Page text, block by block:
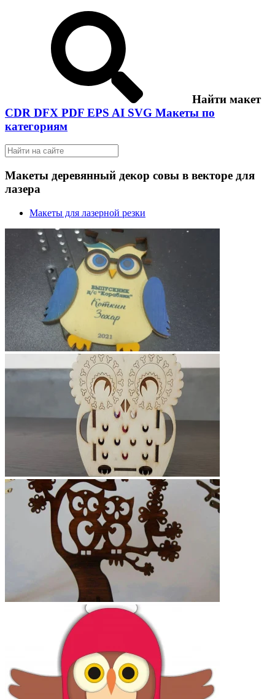
Найти макет
CDR DFX PDF EPS AI SVG Макеты по
категориям
Макеты деревянный декор совы в векторе для
лазера
Макеты для лазерной резки